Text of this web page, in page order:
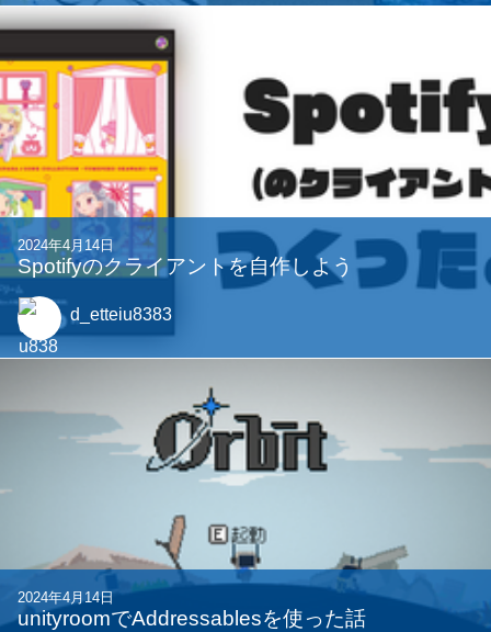
2024年4月14日
Spotifyのクライアントを自作しよう
d_etteiu8383
2024年4月14日
unityroomでAddressablesを使った話